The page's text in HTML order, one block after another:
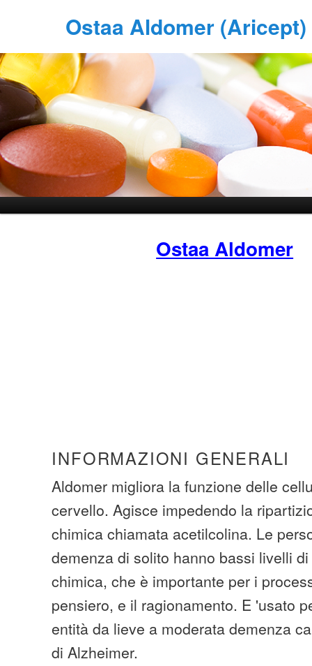
Ostaa Aldomer
Ostaa Aldomer
INFORMAZIONI GENERALI
Aldomer migliora la funzione delle
cervello. Agisce impedendo la
chimica chiamata acetilcolina. Le
demenza di solito hanno bassi livelli
chimica, che è importante per i
pensiero, e il ragionamento. E 'usato
entità da lieve a moderata demenza
di Alzheimer.